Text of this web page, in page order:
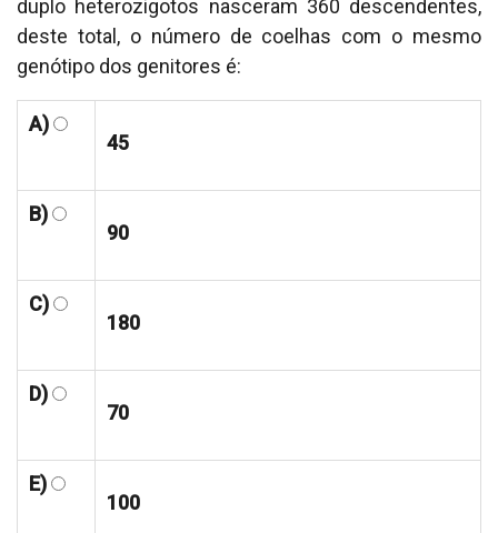
duplo heterozigotos nasceram 360 descendentes,
deste total, o número de coelhas com o mesmo
genótipo dos genitores é:
A)
45
B)
90
C)
180
D)
70
E)
100